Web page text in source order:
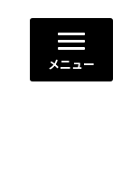
メニュー